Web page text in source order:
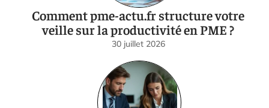
Comment pme-actu.fr structure votre
veille sur la productivité en PME ?
30 juillet 2026